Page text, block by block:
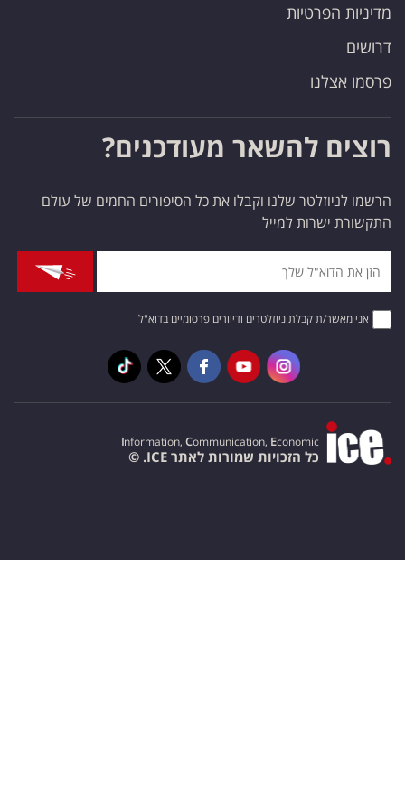
מדיניות הפרטיות
דרושים
פרסמו אצלנו
רוצים להשאר מעודכנים?
הרשמו לניוזלטר שלנו וקבלו את כל הסיפורים החמים של עולם
התקשורת ישרות למייל
אני מאשר/ת קבלת ניוזלטרים ודיוורים פרסומיים בדוא"ל
Information, Communication, Economic
כל הזכויות שמורות לאתר ICE. ©